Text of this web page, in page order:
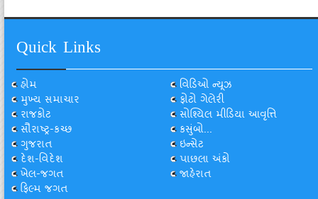
Quick Links
હોમ
મુખ્ય સમાચાર
રાજકોટ
સૌરાષ્ટ્ર-કચ્છ
ગુજરાત
દેશ-વિદેશ
ખેલ-જગત
ફિલ્મ જગત
વિડિઓ ન્યૂઝ
ફોટો ગેલેરી
સોશ્યિલ મીડિયા આવૃત્તિ
કસુંબો...
ઇન્સેટ
પાછલા અંકો
જાહેરાત